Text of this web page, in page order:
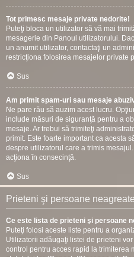
Tot primesc mesaje private nedorite!
Puteţi bloca un utilizator să vă mai
mesagerie din Panoul utilizatorului.
un anumit utilizator, contactaţi un
restricţiona folosirea mesajelor private
Sus
Am primit spam-uri sau mesaje
Ne pare rău să auzim acest lucru.
include măsuri de siguranţă pentru a
mesaje. Ar trebui să trimiteţi
primit. Este foarte important ca acesta
despre utilizatorul care a trimis
acţiona în consecinţă.
Sus
Prieteni şi persoane neagreate
Ce este lista de prieteni şi persoane
Puteţi folosi aceste liste pentru a
Utilizatorii adăugaţi listei de prieteni
control pentru acces rapid la trimiterea